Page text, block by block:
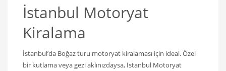
İstanbul Motoryat
Kiralama
İstanbul’da Boğaz turu motoryat kiralaması için ideal. Özel
bir kutlama veya gezi aklınızdaysa, İstanbul Motoryat